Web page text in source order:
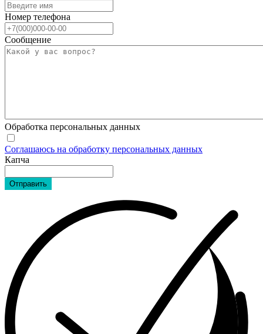
Номер телефона
Сообщение
Обработка персональных данных
Соглашаюсь на обработку персональных данных
Капча
Отправить